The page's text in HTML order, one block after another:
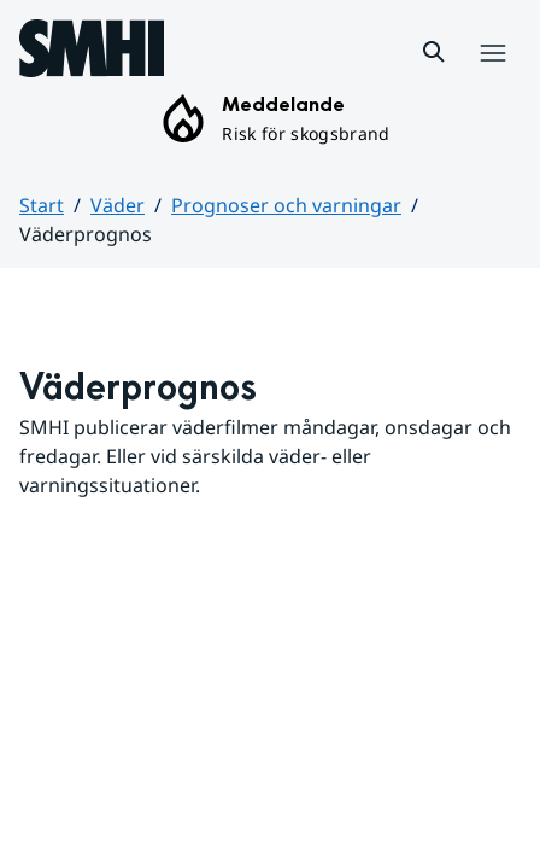
Hoppa till sidans innehåll
Meddelande
Risk för skogsbrand
Start Väder
Prognoser och varningar
Väderprognos
Väderprognos
SMHI publicerar väderfilmer måndagar, onsdagar och
fredagar. Eller vid särskilda väder- eller
varningssituationer.